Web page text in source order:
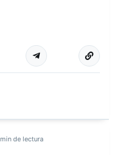
Más
de lectura